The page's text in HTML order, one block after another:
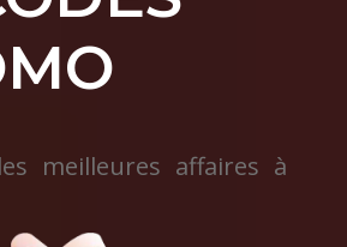
meilleures affaires à